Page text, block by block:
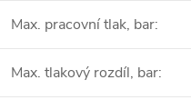
Max. pracovní tlak, bar:
Max. tlakový rozdíl, bar: